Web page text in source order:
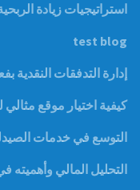
استراتيجيات زيادة
test blog
إدارة التدفقات النقدية
كيفية اختيار موقع
التوسع في خدمات
التحليل المالي